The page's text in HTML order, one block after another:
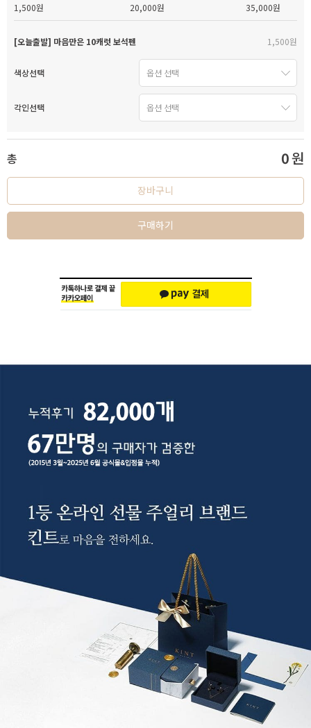
1,500원 20,000원 35,000원
[오늘출발] 마음만은 10캐럿 보석펜 1,500원
색상선택
각인선택
총 0원
장바구니
구매하기